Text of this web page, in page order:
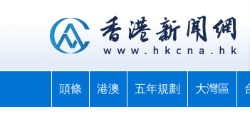
頭條 港澳 五年規劃 大灣區